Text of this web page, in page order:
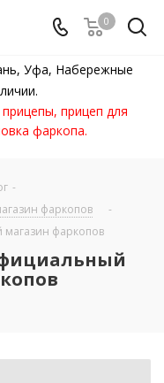
0
Уфа, Набережные
прицеп для
фаркопа.
-
фаркопов
-
фаркопов